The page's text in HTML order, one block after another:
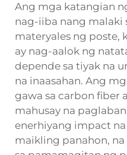
Ang mga katangian
nag-iiba nang malaki
materyales ng poste,
ay nag-aalok ng
depende sa tiyak na
na inaasahan. Ang
gawa sa carbon fiber
mahusay na
enerhiyang impact
maikling panahon,